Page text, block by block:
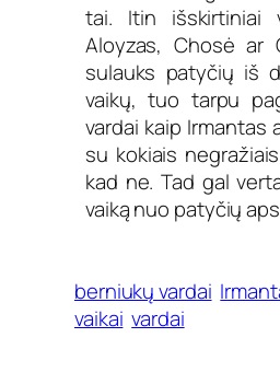
tai. Itin išskirtiniai
Aloyzas, Chosė ar
sulauks patyčių iš
vaikų, tuo tarpu
vardai kaip Irmantas
su kokiais
kad ne. Tad gal
vaiką nuo patyčių
berniukų vardai
vaikai vardai